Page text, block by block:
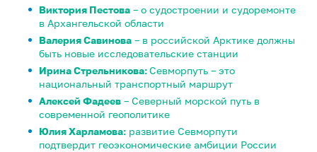
Виктория Пестова – о судостроении и судоремонте
в Архангельской области
Валерия Савинова – в российской Арктике должны
быть новые исследовательские станции
Ирина Стрельникова:Севморпуть – это
национальный транспортный маршрут
Алексей Фадеев – Северный морской путь в
современной геополитике
Юлия Харламова: развитие Севморпути
подтвердит геоэкономические амбиции России